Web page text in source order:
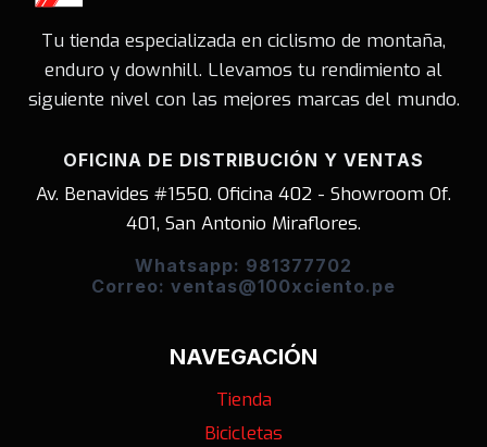
Tu tienda especializada en ciclismo de montaña,
enduro y downhill. Llevamos tu rendimiento al
siguiente nivel con las mejores marcas del mundo.
OFICINA DE DISTRIBUCIÓN Y VENTAS
Av. Benavides #1550. Oficina 402 - Showroom Of.
401, San Antonio Miraflores.
Whatsapp: 981377702
Correo: ventas@100xciento.pe
NAVEGACIÓN
Tienda
Bicicletas